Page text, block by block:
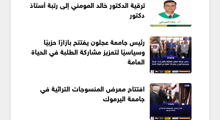
ترقية الدكتور خالد المومني إلى رتبة أستاذ
دكتور
رئيس جامعة عجلون يفتتح بازارًا حزبيًا
وسياسيًا لتعزيز مشاركة الطلبة في الحياة
العامة
افتتاح معرض المنسوجات التراثية في
جامعة اليرموك